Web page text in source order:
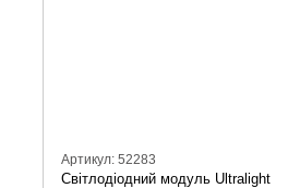
Артикул: 52283
Світлодіодний модуль Ultralight